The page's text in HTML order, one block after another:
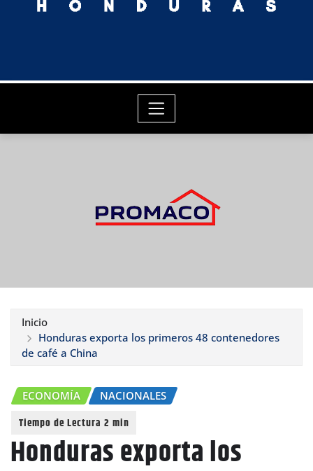
Inicio
Honduras exporta los primeros 48 contenedores
de café a China
ECONOMÍA NACIONALES
Honduras exporta los